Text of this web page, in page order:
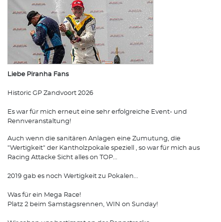
Liebe Piranha Fans
Historic GP Zandvoort 2026
Es war für mich erneut eine sehr erfolgreiche Event- und
Rennveranstaltung!
Auch wenn die sanitären Anlagen eine Zumutung, die
"Wertigkeit" der Kantholzpokale speziell , so war für mich aus
Racing Attacke Sicht alles on TOP...
2019 gab es noch Wertigkeit zu Pokalen...
Was für ein Mega Race!
Platz 2 beim Samstagsrennen, WIN on Sunday!